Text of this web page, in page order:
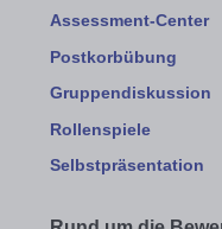
Assessment-Center
Postkorbübung
Gruppendiskussion
Rollenspiele
Selbstpräsentation